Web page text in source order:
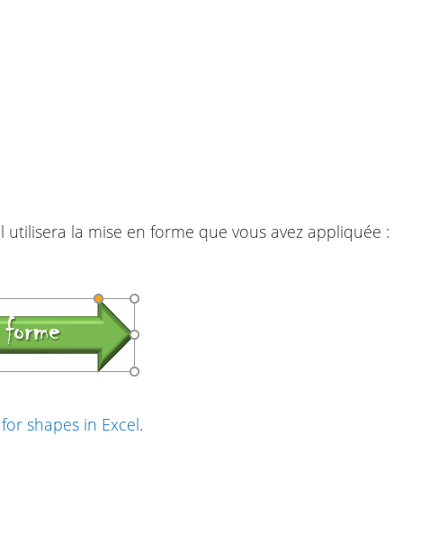
la mise en forme que vous avez appliquée :
shapes in Excel.